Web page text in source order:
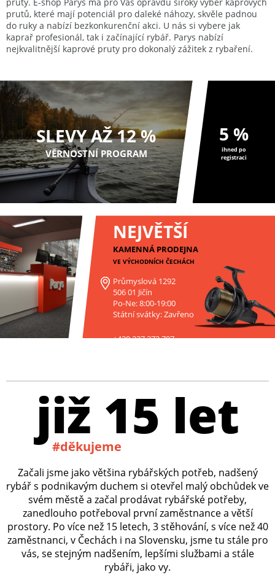
pruty. E-shop Parys má pro Vás opravdu široký výběr kaprových
prutů, které mají potenciál pro daleké náhozy, skvěle padnou
do ruky a nabízí bezkonkurenční akci. U nás si vybere jak
kaprař profesionál, tak i začínající rybář. Parys nabízí
nejkvalitnější kaprové pruty pro dokonalý zážitek z rybaření.
SLEVY AŽ 12 %
VĚRNOSTNÍ PROGRAM
5 %
ihned po
registraci
NEJVĚTŠÍ
KAMENNÁ PRODEJNA
VE VÝCHODNÍCH ČECHÁCH
Průmyslová 1292
506 01 Jičín
Po-Ne: 8:00-19:00
Státní svátky: Zavřeno
+420 227 272 797
již 15 let
#děkujeme
Začali jsme jako většina rybářských potřeb, nadšený
rybář s podnikavým duchem si otevřel malý obchůdek ve
svém městě a začal prodávat rybářské potřeby,
zanedlouho potřeboval první zaměstnance a větší
prostory. Po více než 15 letech, 3 stěhování, s více než 40
zaměstnanci, v Čechách i na Slovensku, jsme tu stále pro
vás, se stejným nadšením, lepšími službami a stále
rybáři, jako vy.